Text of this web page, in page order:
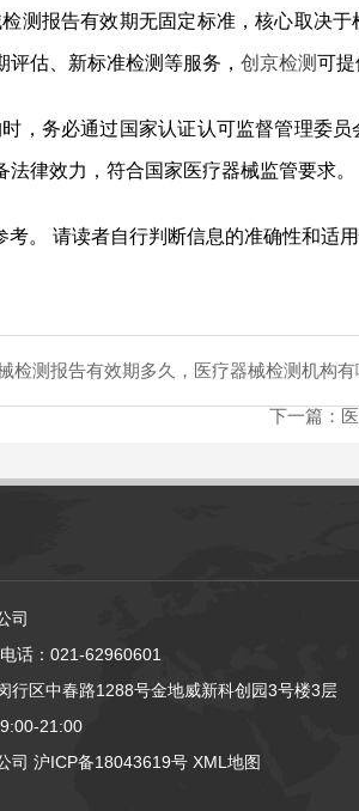
测报告有效期无固定标准，核心取决
评估、新标准检测等服务， 创京检测可提
，务必通过国家认证认可监督管理委
法律效力，符合国家医疗器械监管要求。
。 请读者自行判断信息的准确性和适
检测报告有效期多久，医疗器械检测机构
下一篇：
司
话：021-62960601
行区中春路1288号金地威新科创园3号楼3层
21:00
司 沪ICP备18043619号 XML地图